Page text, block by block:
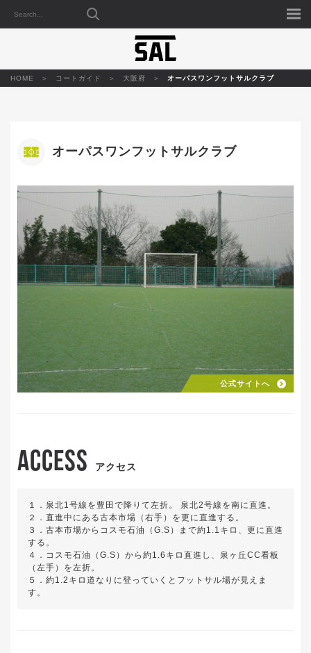
HOME コートガイド 大阪府 オーパスワンフットサルクラブ
オーパスワンフットサルクラブ
公式サイトへ
ACCESS アクセス
１．泉北1号線を豊田で降りて左折。 泉北2号線を南に直進。
２．直進中にある古本市場（右手）を更に直進する。
３．古本市場からコスモ石油（G.S）まで約1.1キロ、更に直進
する。
４．コスモ石油（G.S）から約1.6キロ直進し、泉ヶ丘CC看板
（左手）を左折。
５．約1.2キロ道なりに登っていくとフットサル場が見えま
す。